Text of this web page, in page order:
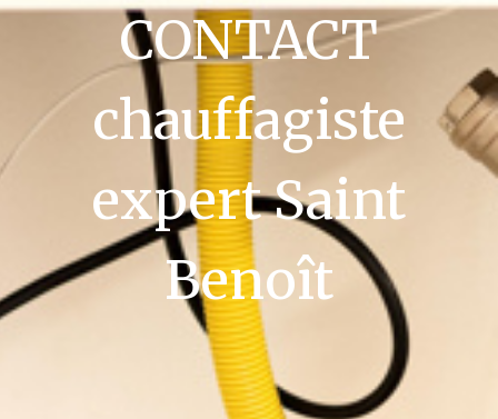
CONTACT
chauffagiste
expert Saint
Benoît